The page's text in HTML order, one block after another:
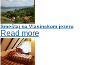
Smeštaj na Vlasinskom jezeru
Read more